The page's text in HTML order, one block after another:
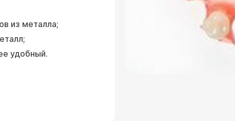
из металла;
удобный.